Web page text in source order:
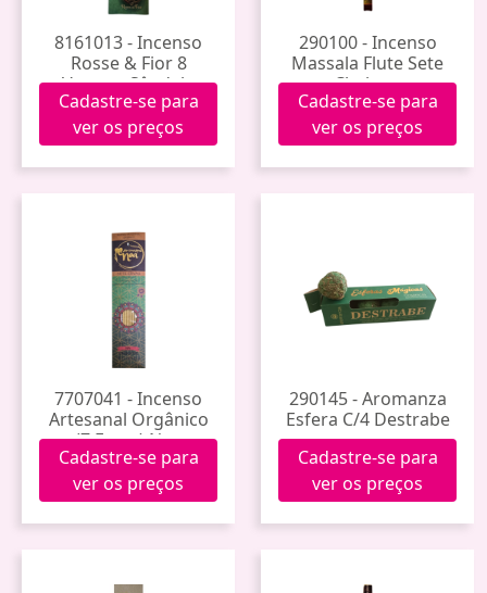
8161013 - Incenso
Rosse & Fior 8
Varetas Sândalo
Cadastre-se para
ver os preços
290100 - Incenso
Massala Flute Sete
Chakras
Cadastre-se para
ver os preços
7707041 - Incenso
Artesanal Orgânico
(7 Ervas) Noa
Cadastre-se para
ver os preços
290145 - Aromanza
Esfera C/4 Destrabe
Cadastre-se para
ver os preços